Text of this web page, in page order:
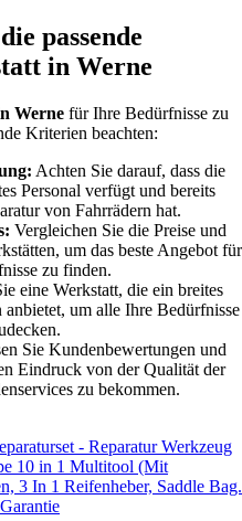
passende
in Werne
Werne für Ihre Bedürfnisse zu
Kriterien beachten:
Achten Sie darauf, dass die
Personal verfügt und bereits
von Fahrrädern hat.
Vergleichen Sie die Preise und
um das beste Angebot für
zu finden.
eine Werkstatt, die ein breites
um alle Ihre Bedürfnisse
Sie Kundenbewertungen und
Eindruck von der Qualität der
zu bekommen.
- Reparatur Werkzeug
10 in 1 Multitool (Mit
3 In 1 Reifenheber, Saddle Bag.